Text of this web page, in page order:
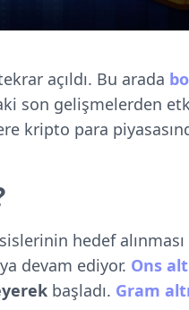
açıldı. Bu arada
son gelişmelerden
kripto para
hedef
devam ediyor. Ons
başladı. Gram